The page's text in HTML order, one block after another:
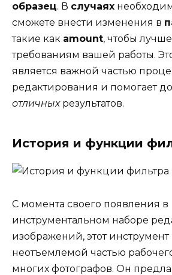
образец. В случаях
сможете внести изменения в
такие как amount, чтобы лучше
требованиям вашей работы.
является важной частью
редактирования и помогает
отличныхрезультатов.
История и функции
С момента своего появления в
инструментальном наборе
изображений, этот инструмент
неотъемлемой частью
многих фотографов. Он